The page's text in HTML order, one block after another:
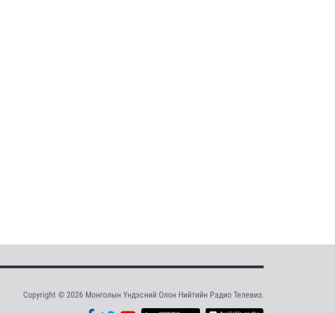
Copyright © 2026 Монголын Үндэсний Олон Нийтийн Радио Телевиз.